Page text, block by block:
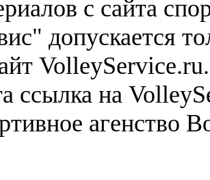
с сайта
допускается
ссылка на
агенство